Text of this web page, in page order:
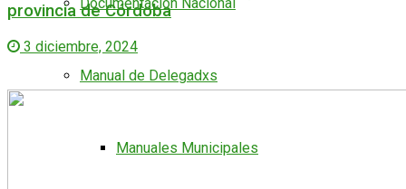
Manual de Delegadxs
Manuales Municipales
provincia de Córdoba
3 diciembre, 2024